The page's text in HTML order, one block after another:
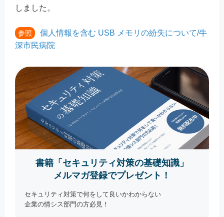
しました。
参照
個人情報を含む USB メモリの紛失について/牛
深市民病院
書籍「セキュリティ対策の基礎知識」
メルマガ登録でプレゼント！
セキュリティ対策で何をして良いかわからない
企業の情シス部門の方必見！